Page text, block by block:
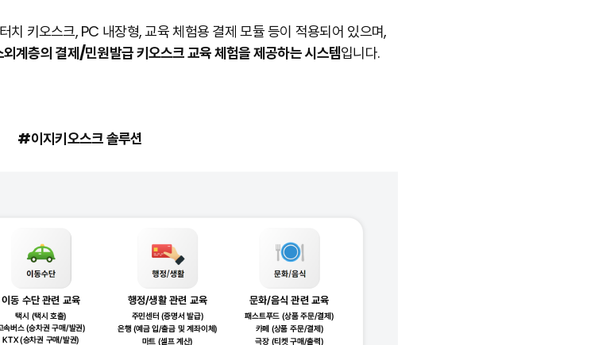
키오스크, PC 내장형, 교육 체험용 결제 모듈 등이 적용되어 있으며,
외계층의 결제/민원발급 키오스크 교육 체험을 제공하는 시스템입니다.
#이지키오스크 솔루션